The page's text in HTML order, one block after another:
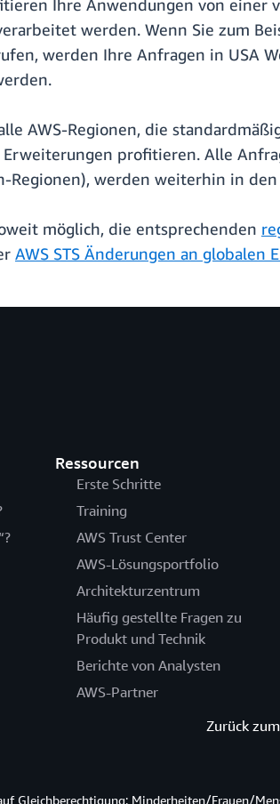
Ihre Anwendungen von einer
werden. Wenn Sie zum
werden Ihre Anfragen in USA
AWS-Regionen, die
profitieren. Alle
Regionen), werden weiterhin in
möglich, die entsprechenden
AWS STS Änderungen an globalen
Ressourcen
Erste Schritte
Training
AWS Trust Center
AWS-Lösungsportfolio
Architekturzentrum
Häufig gestellte Fragen zu
Produkt und Technik
Berichte von Analysten
AWS-Partner
Zurück
Gleichberechtigung: Minderheiten/Frauen/